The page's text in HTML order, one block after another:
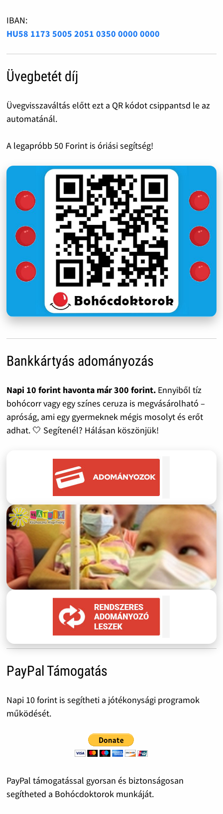
IBAN:
HU58 1173 5005 2051 0350 0000 0000
Üvegbetét díj
Üvegvisszaváltás előtt ezt a QR kódot csippantsd le az
automatánál.
A legapróbb 50 Forint is óriási segítség!
Bankkártyás adományozás
Napi 10 forint havonta már 300 forint.Ennyiből tíz
bohócorr vagy egy színes ceruza is megvásárolható –
apróság, ami egy gyermeknek mégis mosolyt és erőt
adhat. 🤍 Segítenél? Hálásan köszönjük!
PayPal Támogatás
Napi 10 forint is segítheti a jótékonysági programok
működését.
PayPal támogatással gyorsan és biztonságosan
segítheted a Bohócdoktorok munkáját.